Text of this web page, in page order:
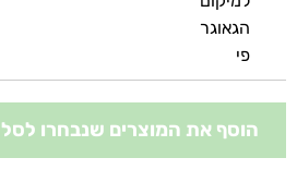
הוסף את המוצרים שנבחרו לסל